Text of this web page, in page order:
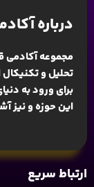
درباره
مجموعه آکادمی
تحلیل و تکنیکال
برای ورود به
این حوزه و نیز
ارتباط سریع